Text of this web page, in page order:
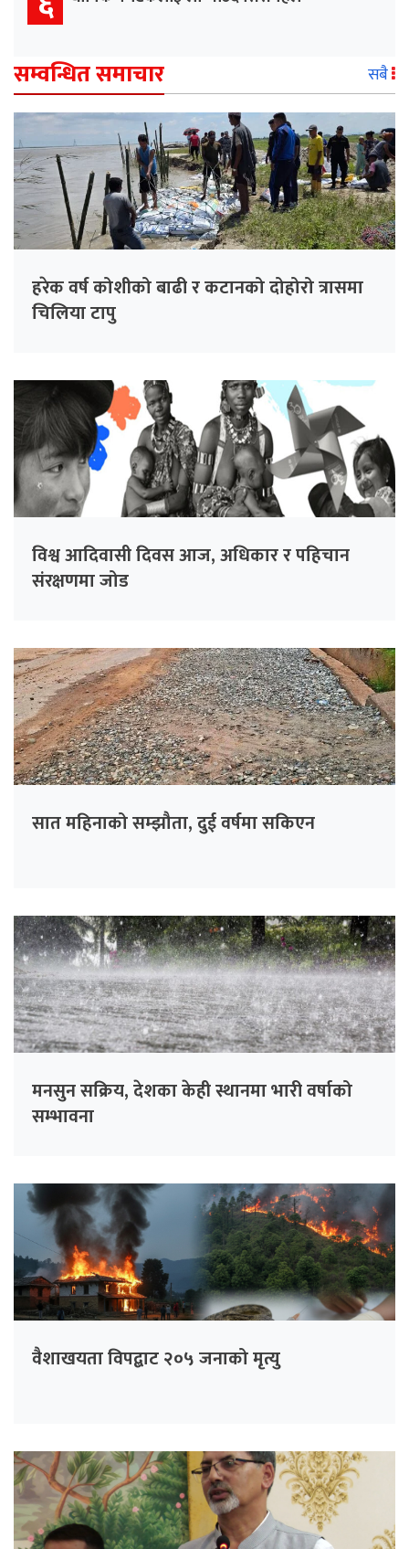
सम्वन्धित समाचार सबै
हरेक वर्ष कोशीको बाढी र कटानको दोहोरो त्रासमा
चिलिया टापु
विश्व आदिवासी दिवस आज, अधिकार र पहिचान
संरक्षणमा जोड
सात महिनाको सम्झौता, दुई वर्षमा सकिएन
मनसुन सक्रिय, देशका केही स्थानमा भारी वर्षाको
सम्भावना
वैशाखयता विपद्बाट २०५ जनाको मृत्यु